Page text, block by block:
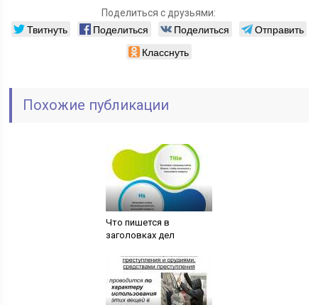
Поделиться с друзьями:
Твитнуть Поделиться Поделиться
Отправить
Класснуть
Похожие публикации
Что пишется в
заголовках дел